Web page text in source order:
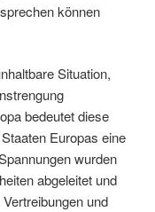
können
Situation,
bedeutet diese
Europas eine
wurden
abgeleitet und
und